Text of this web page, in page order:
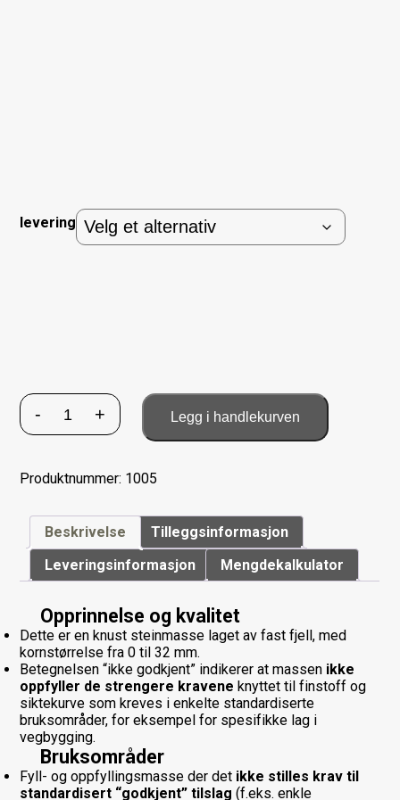
levering
-
0/32
godkjent
+ Legg i handlekurven
Produktnummer: 1005
Beskrivelse
Tilleggsinformasjon
Leveringsinformasjon
Mengdekalkulator
Opprinnelse og kvalitet
Dette er en knust steinmasse laget av fast fjell, med
kornstørrelse fra 0 til 32 mm.
Betegnelsen “ikke godkjent” indikerer at massen ikke
oppfyller de strengere kravene knyttet til finstoff og
siktekurve som kreves i enkelte standardiserte
bruksområder, for eksempel for spesifikke lag i
vegbygging.
Bruksområder
Fyll- og oppfyllingsmasse der det ikke stilles krav til
standardisert “godkjent” tilslag (f.eks. enkle